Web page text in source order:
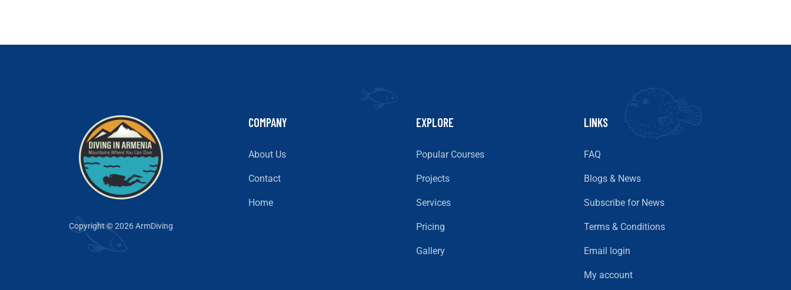
Copyright © 2026 ArmDiving
COMPANY
About Us
Contact
Home
EXPLORE
Popular Courses
Projects
Services
Pricing
Gallery
LINKS
FAQ
Blogs & News
Subscribe for News
Terms & Conditions
Email login
My account